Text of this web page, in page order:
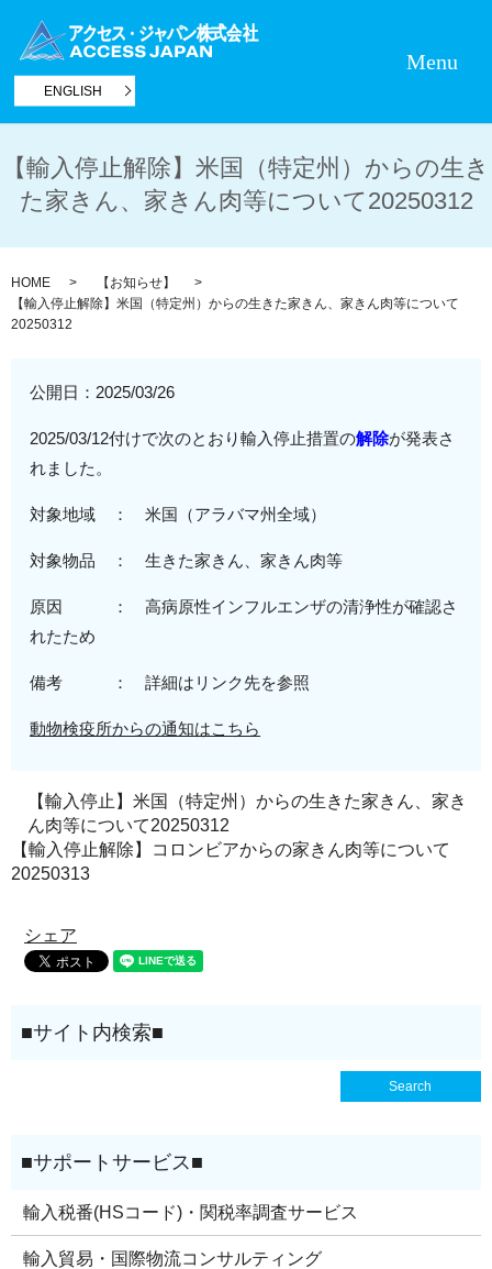
ENGLISH
Menu
【輸入停止解除】米国（特定州）からの生き
た家きん、家きん肉等について20250312
HOME
【お知らせ】
【輸入停止解除】米国（特定州）からの生きた家きん、家きん肉等について
20250312
公開日： 2025/03/26
2025/03/12付けで次のとおり輸入停止措置の解除が発表さ
れました。
対象地域 ：米国（アラバマ州全域）
対象物品 ：生きた家きん、家きん肉等
原因 ：高病原性インフルエンザの清浄性が確認さ
れたため
備考 ： 詳細はリンク先を参照
動物検疫所からの通知はこちら
【輸入停止】米国（特定州）からの生きた家きん、家き
ん肉等について20250312
【輸入停止解除】コロンビアからの家きん肉等について
20250313
シェア
輸入税番(HSコード)・関税率調査サービス
輸入貿易・国際物流コンサルティング